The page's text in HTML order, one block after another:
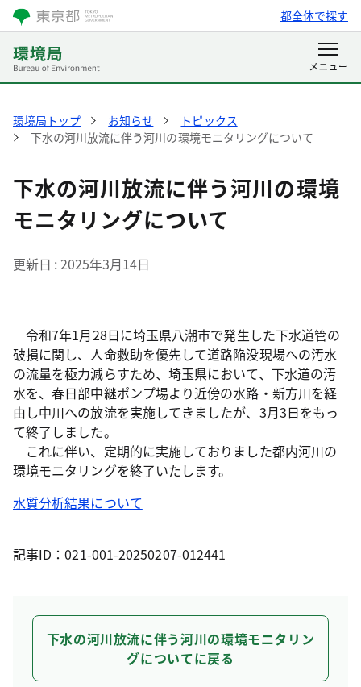
都全体で探す
環境局トップ お知らせ
トピックス
下水の河川放流に伴う河川の環境モニタリングについて
下水の河川放流に伴う河川の環境
モニタリングについて
更新日 2025年3月14日
令和7年1月28日に埼玉県八潮市で発生した下水道管の
破損に関し、人命救助を優先して道路陥没現場への汚水
の流量を極力減らすため、埼玉県において、下水道の汚
水を、春日部中継ポンプ場より近傍の水路・新方川を経
由し中川への放流を実施してきましたが、3月3日をもっ
て終了しました。
これに伴い、定期的に実施しておりました都内河川の
環境モニタリングを終了いたします。
水質分析結果について
記事ID：021-001-20250207-012441
下水の河川放流に伴う河川の環境モニタリン
グについてに戻る